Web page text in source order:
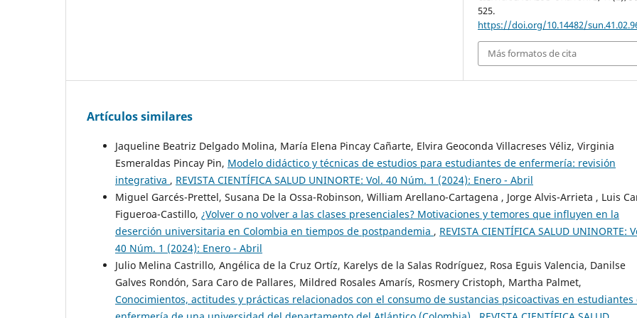
525.
https://doi.org/10.14482/
Más formatos de cita
Artículos similares
Jaqueline Beatriz Delgado Molina, María Elena Pincay Cañarte, Elvira Geoconda Villacreses Véliz, Virginia
Esmeraldas Pincay Pin, Modelo didáctico y técnicas de estudios para estudiantes de enfermería: revisión
integrativa , REVISTA CIENTÍFICA SALUD UNINORTE: Vol. 40 Núm. 1 (2024): Enero - Abril
Miguel Garcés-Prettel, Susana De la Ossa-Robinson, William Arellano-Cartagena , Jorge Alvis-Arrieta , Luis
Figueroa-Castillo, ¿Volver o no volver a las clases presenciales? Motivaciones y temores que influyen en la
deserción universitaria en Colombia en tiempos de postpandemia , REVISTA CIENTÍFICA SALUD UNINORTE:
40 Núm. 1 (2024): Enero - Abril
Julio Melina Castrillo, Angélica de la Cruz Ortíz, Karelys de la Salas Rodríguez, Rosa Eguis Valencia, Danilse
Galves Rondón, Sara Caro de Pallares, Mildred Rosales Amarís, Rosmery Cristoph, Martha Palmet,
Conocimientos, actitudes y prácticas relacionados con el consumo de sustancias psicoactivas en estudiantes